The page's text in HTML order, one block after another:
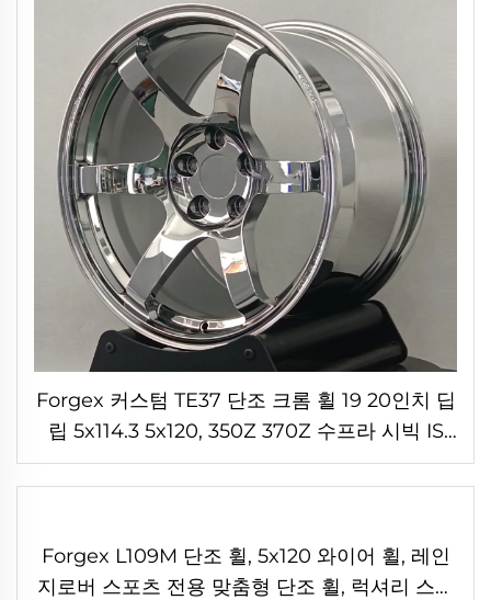
Forgex 커스텀 TE37 단조 크롬 휠 19 20인치 딥
립 5x114.3 5x120, 350Z 370Z 수프라 시빅 IS
BMW F30 G20 F32 G22 M3 M4 전용
Forgex L109M 단조 휠, 5x120 와이어 휠, 레인
지로버 스포츠 전용 맞춤형 단조 휠, 럭셔리 스포